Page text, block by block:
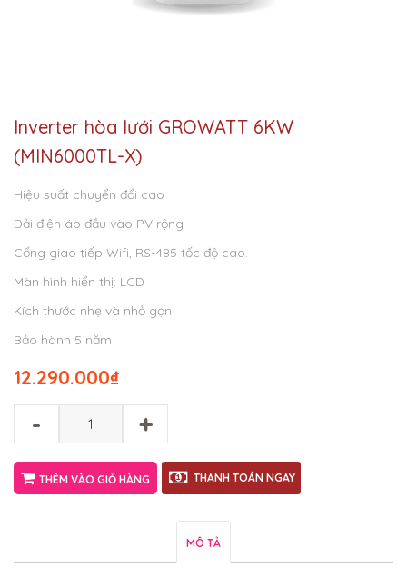
Inverter hòa lưới GROWATT 6KW
(MIN6000TL-X)
Hiệu suất chuyển đổi cao
Dải điện áp đầu vào PV rộng
Cổng giao tiếp Wifi, RS-485 tốc độ cao.
Màn hình hiển thị: LCD
Kích thước nhẹ và nhỏ gọn
Bảo hành 5 năm
₫
12.290.000
- +
THÊM VÀO GIỎ HÀNG THANH TOÁN NGAY
MÔ TẢ